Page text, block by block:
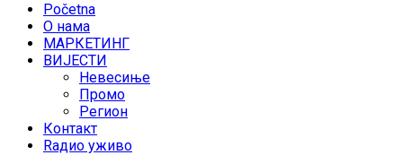
Početna
O нама
МАРКЕТИНГ
ВИЈЕСТИ
Невесиње
Промо
Регион
Контакт
Rадио уживо